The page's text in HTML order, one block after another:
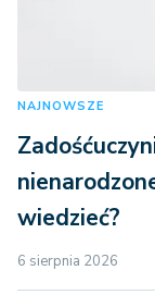
NAJNOWSZE
wiedzieć?
6 sierpnia 2026